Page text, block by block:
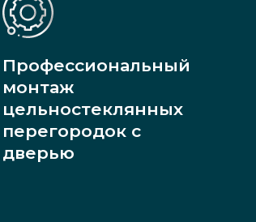
Профессиональный
монтаж
цельностеклянных
перегородок с
дверью